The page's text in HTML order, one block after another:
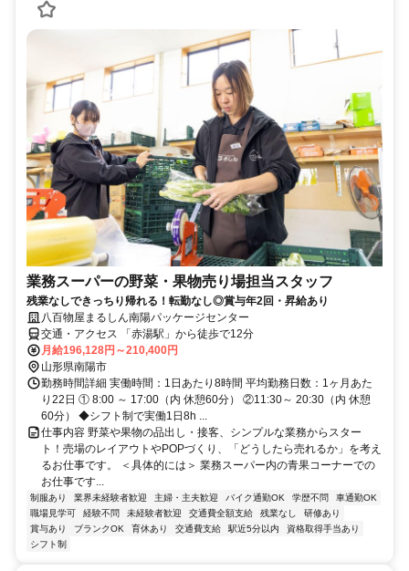
業務スーパーの野菜・果物売り場担当スタッフ
残業なしできっちり帰れる！転勤なし◎賞与年2回・昇給あり
八百物屋まるしん南陽パッケージセンター
交通・アクセス 「赤湯駅」から徒歩で12分
月給196,128円～210,400円
山形県南陽市
勤務時間詳細 実働時間：1日あたり8時間 平均勤務日数：1ヶ月あた
り22日 ① 8:00 ～ 17:00（内 休憩60分） ②11:30～ 20:30（内 休憩
60分） ◆シフト制で実働1日8h ...
仕事内容 野菜や果物の品出し・接客、シンプルな業務からスター
ト！売場のレイアウトやPOPづくり、「どうしたら売れるか」を考え
るお仕事です。 ＜具体的には＞ 業務スーパー内の青果コーナーでの
お仕事です...
制服あり 業界未経験者歓迎 主婦・主夫歓迎 バイク通勤OK 学歴不問
車通勤OK
職場見学可
経験不問 未経験者歓迎 交通費全額支給 残業なし
研修あり
賞与あり
ブランクOK 育休あり 交通費支給 駅近5分以内
資格取得手当あり
シフト制